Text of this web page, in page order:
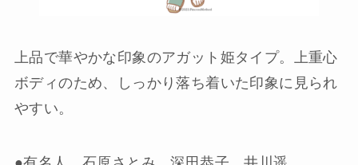
上品で華やかな印象のアガット姫タイプ。上重心
ボディのため、しっかり落ち着いた印象に見られ
やすい。